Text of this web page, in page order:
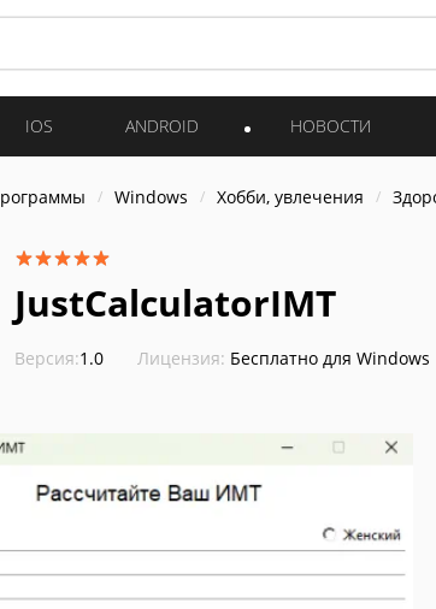
IOS ANDROID НОВОСТИ
Windows Хобби, увлечения
JustCalculatorIMT
Версия:1.0 Лицензия: Бесплатно для Windows